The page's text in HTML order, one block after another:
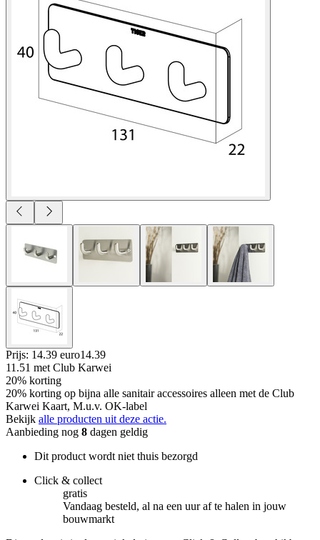
Prijs: 14.39 euro14.39
11.51 met Club Karwei
20% korting
20% korting op bijna alle sanitair accessoires alleen met de Club
Karwei Kaart, M.u.v. OK-label
Bekijk alle producten uit deze actie.
Aanbieding nog 8 dagen geldig
Dit product wordt niet thuis bezorgd
Click & collect
gratis
Vandaag besteld, al na een uur af te halen in jouw
bouwmarkt